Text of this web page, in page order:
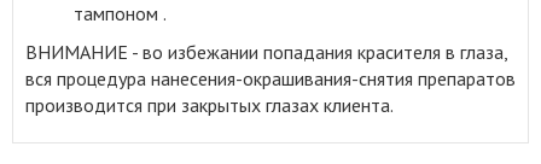
тампоном .
ВНИМАНИЕ - во избежании попадания красителя в глаза,
вся процедура нанесения-окрашивания-снятия препаратов
производится при закрытых глазах клиента.